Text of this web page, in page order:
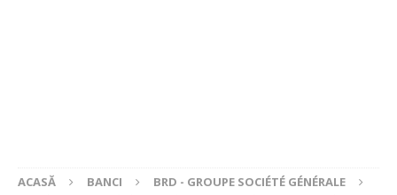
ACASĂ BANCI
BRD - GROUPE SOCIÉTÉ GÉNÉRALE